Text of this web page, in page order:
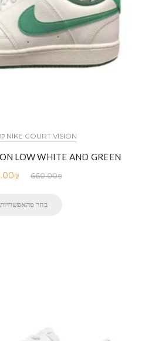
NIKE COURT VISION קורט ויז'ן נייק
LOW WHITE AND GREEN
660.00₪
₪
בחר מהאפשרויות